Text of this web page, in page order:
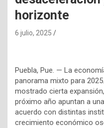
horizonte
6 julio, 2025
Puebla, Pue. — La
panorama mixto para
mostrado cierta
próximo año apuntan a
acuerdo con distintas
crecimiento económico